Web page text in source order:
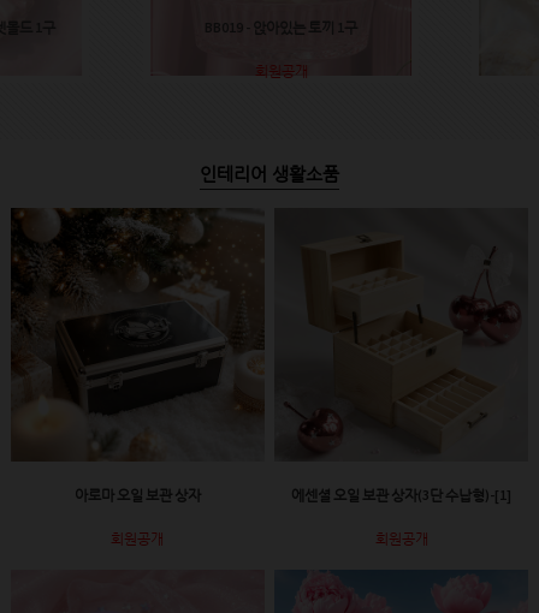
드 1구 BB019 - 앉아있는 토끼 1구
회원공개
인테리어 생활소품
아로마 오일 보관 상자
회원공개
에센셜 오일 보관 상자(3단 수납형)-[1]
회원공개